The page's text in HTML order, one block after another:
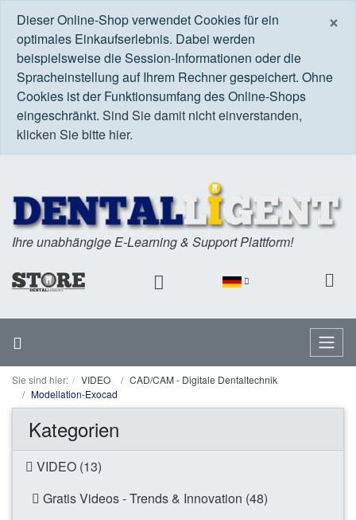
×
Dieser Online-Shop verwendet Cookies für ein
optimales Einkaufserlebnis. Dabei werden
beispielsweise die Session-Informationen oder die
Spracheinstellung auf Ihrem Rechner gespeichert. Ohne
Cookies ist der Funktionsumfang des Online-Shops
eingeschränkt. Sind Sie damit nicht einverstanden,
klicken Sie bitte hier.
Ihre unabhängige E-Learning & Support Plattform!
Menü
Sie sind hier: VIDEO
CAD/CAM - Digitale Dentaltechnik
Modellation-Exocad
Kategorien
VIDEO (13)
Gratis Videos - Trends & Innovation (48)